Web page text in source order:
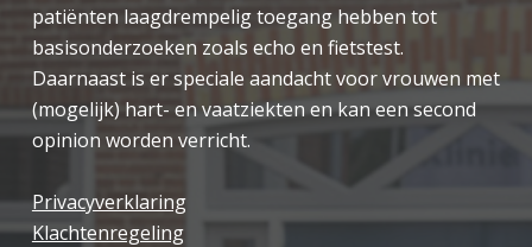
patiënten laagdrempelig toegang hebben tot
basisonderzoeken zoals echo en fietstest.
Daarnaast is er speciale aandacht voor vrouwen met
(mogelijk) hart- en vaatziekten en kan een second
opinion worden verricht.
Privacyverklaring
Klachtenregeling